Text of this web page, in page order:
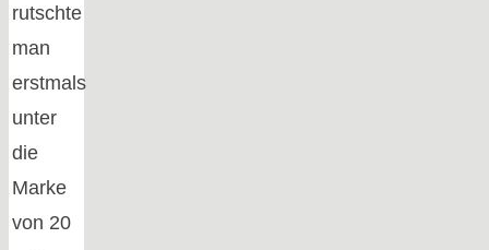
rutschte
man
erstmals
unter
die
Marke
von 20